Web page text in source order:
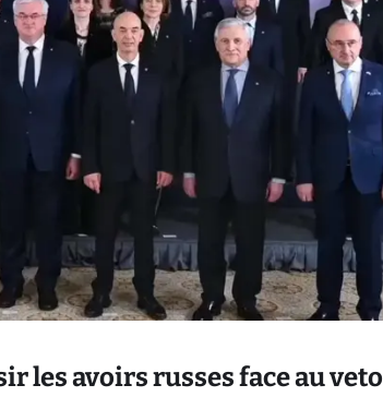
les avoirs russes face au veto